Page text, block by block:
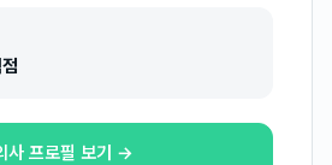
사 프로필 보기 →